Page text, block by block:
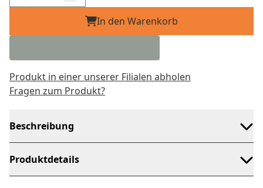
In den Warenkorb
Produkt in einer unserer Filialen abholen
Fragen zum Produkt?
Beschreibung
Produktdetails